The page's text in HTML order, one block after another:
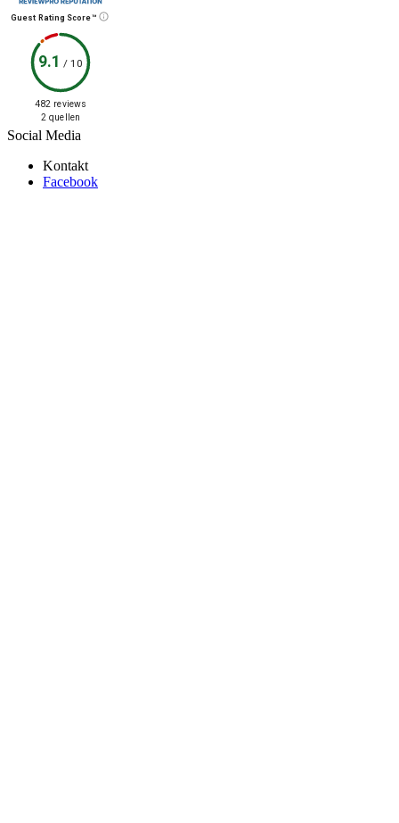
Guest Rating Score™
9.1 /10
482 reviews
2 quellen
Social Media
Kontakt
Facebook